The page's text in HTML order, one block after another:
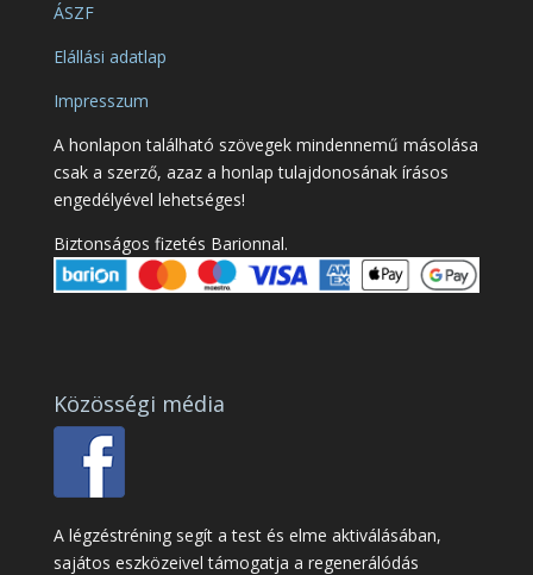
ÁSZF
Elállási adatlap
Impresszum
A honlapon található szövegek mindennemű másolása
csak a szerző, azaz a honlap tulajdonosának írásos
engedélyével lehetséges!
Biztonságos fizetés Barionnal.
Közösségi média
A légzéstréning segít a test és elme aktiválásában,
sajátos eszközeivel támogatja a regenerálódás